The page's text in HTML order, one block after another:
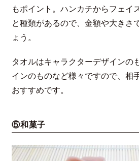
もポイント。ハンカチからフェイ
と種類があるので、金額や大きさ
ょう。
タオルはキャラクターデザインの
インのものなど様々ですので、相
おすすめです。
⑤和菓子